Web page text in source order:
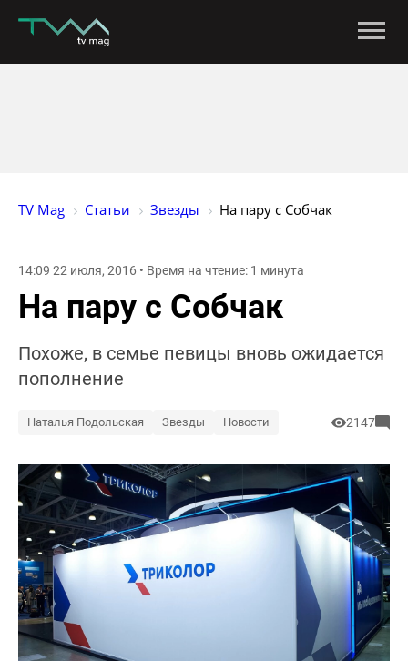
TV Mag Статьи Звезды На пару с Собчак
14:09 22 июля, 2016 • Время на чтение: 1 минута
На пару с Собчак
Похоже, в семье певицы вновь ожидается
пополнение
Наталья Подольская Звезды Новости 2147